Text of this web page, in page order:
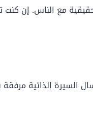
مع الناس. إن
السيرة الذاتية